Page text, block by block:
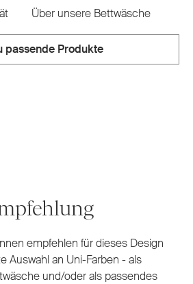
Über unsere Bettwäsche
passende Produkte
empfehlen für dieses Design
Auswahl an Uni-Farben - als
und/oder als passendes